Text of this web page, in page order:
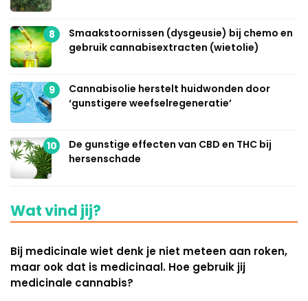
8
Smaakstoornissen (dysgeusie) bij chemo en
gebruik cannabisextracten (wietolie)
9
Cannabisolie herstelt huidwonden door
‘gunstigere weefselregeneratie’
10
De gunstige effecten van CBD en THC bij
hersenschade
Wat vind jij?
Bij medicinale wiet denk je niet meteen aan roken,
maar ook dat is medicinaal. Hoe gebruik jij
medicinale cannabis?